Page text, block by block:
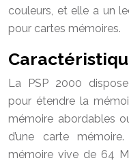
couleurs, et elle a un
pour cartes mémoires.
La PSP 2000
pour étendre la
mémoire abordables
d’une carte
mémoire vive de 64